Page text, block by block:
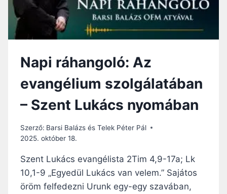
Ó
:
N
E
M
G
O
S
L
Á
R
,
H
Napi ráhangoló: Az
evangélium szolgálatában
– Szent Lukács nyomában
Szerző: Barsi Balázs és Telek Péter Pál
2025. október 18.
Szent Lukács evangélista 2Tim 4,9-17a; Lk
10,1-9 „Egyedül Lukács van velem.” Sajátos
öröm felfedezni Urunk egy-egy szavában,